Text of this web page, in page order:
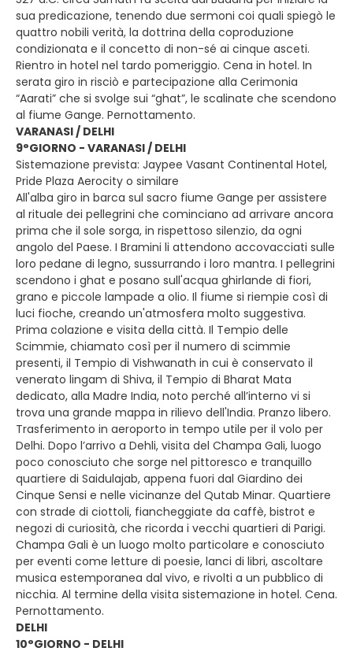
sua predicazione, tenendo due sermoni coi quali spiegò le
quattro nobili verità, la dottrina della coproduzione
condizionata e il concetto di non-sé ai cinque asceti.
Rientro in hotel nel tardo pomeriggio. Cena in hotel. In
serata giro in risciò e partecipazione alla Cerimonia
“Aarati” che si svolge sui “ghat”, le scalinate che scendono
al fiume Gange. Pernottamento.
VARANASI / DELHI
9°GIORNO - VARANASI / DELHI
Sistemazione prevista: Jaypee Vasant Continental Hotel,
Pride Plaza Aerocity o similare
All'alba giro in barca sul sacro fiume Gange per assistere
al rituale dei pellegrini che cominciano ad arrivare ancora
prima che il sole sorga, in rispettoso silenzio, da ogni
angolo del Paese. I Bramini li attendono accovacciati sulle
loro pedane di legno, sussurrando i loro mantra. I pellegrini
scendono i ghat e posano sull'acqua ghirlande di fiori,
grano e piccole lampade a olio. Il fiume si riempie così di
luci fioche, creando un'atmosfera molto suggestiva.
Prima colazione e visita della città. Il Tempio delle
Scimmie, chiamato così per il numero di scimmie
presenti, il Tempio di Vishwanath in cui è conservato il
venerato lingam di Shiva, il Tempio di Bharat Mata
dedicato, alla Madre India, noto perché all’interno vi si
trova una grande mappa in rilievo dell'India. Pranzo libero.
Trasferimento in aeroporto in tempo utile per il volo per
Delhi. Dopo l’arrivo a Dehli, visita del Champa Gali, luogo
poco conosciuto che sorge nel pittoresco e tranquillo
quartiere di Saidulajab, appena fuori dal Giardino dei
Cinque Sensi e nelle vicinanze del Qutab Minar. Quartiere
con strade di ciottoli, fiancheggiate da caffè, bistrot e
negozi di curiosità, che ricorda i vecchi quartieri di Parigi.
Champa Gali è un luogo molto particolare e conosciuto
per eventi come letture di poesie, lanci di libri, ascoltare
musica estemporanea dal vivo, e rivolti a un pubblico di
nicchia. Al termine della visita sistemazione in hotel. Cena.
Pernottamento.
DELHI
10°GIORNO - DELHI